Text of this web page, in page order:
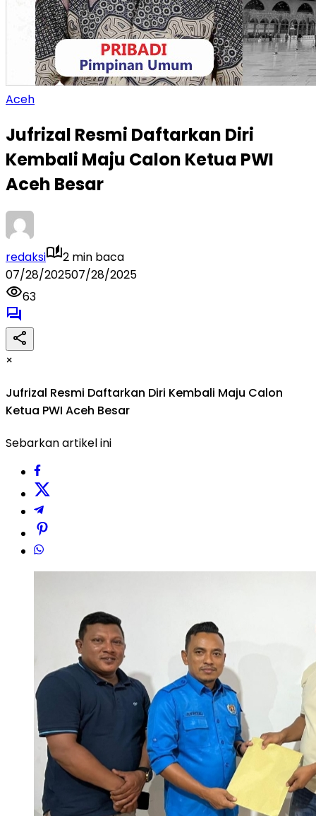
Aceh
Jufrizal Resmi Daftarkan Diri
Kembali Maju Calon Ketua PWI
Aceh Besar
redaksi
2 min baca
07/28/202507/28/2025
63
×
Jufrizal Resmi Daftarkan Diri Kembali Maju Calon
Ketua PWI Aceh Besar
Sebarkan artikel ini